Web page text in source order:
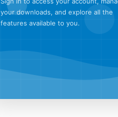
your downloads, and explore all the
features available to you.